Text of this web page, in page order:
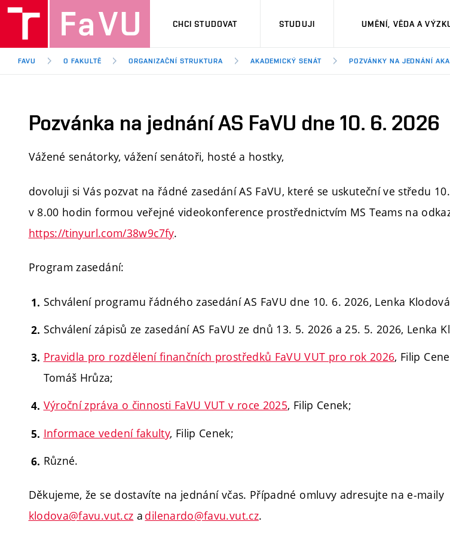
CHCI STUDOVAT STUDUJI UMĚNÍ, VĚDA A
FAVU O FAKULTĚ ORGANIZAČNÍ STRUKTURA AKADEMICKÝ SENÁT POZVÁNKY NA JEDNÁNÍ
Pozvánka na jednání AS FaVU dne 10. 6. 2026
Vážené senátorky, vážení senátoři, hosté a hostky,
dovoluji si Vás pozvat na řádné zasedání AS FaVU, které se uskuteční ve středu
v 8.00 hodin formou veřejné videokonference prostřednictvím MS Teams na
https://tinyurl.com/38w9c7fy.
Program zasedání:
Schválení programu řádného zasedání AS FaVU dne 10. 6. 2026, Lenka
Schválení zápisů ze zasedání AS FaVU ze dnů 13. 5. 2026 a 25. 5. 2026, Lenka
Pravidla pro rozdělení finančních prostředků FaVU VUT pro rok 2026, Filip
Tomáš Hrůza;
Výroční zpráva o činnosti FaVU VUT v roce 2025, Filip Cenek;
Informace vedení fakulty, Filip Cenek;
Různé.
Děkujeme, že se dostavíte na jednání včas. Případné omluvy adresujte na e-maily
klodova@favu.vut.cz a dilenardo@favu.vut.cz.